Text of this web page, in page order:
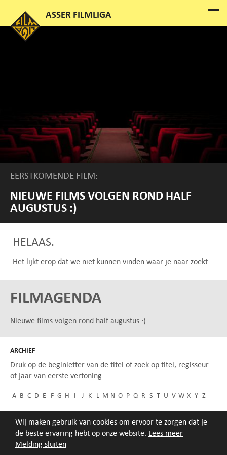
Melding sluiten
Wij maken gebruik van cookies om ervoor te zorgen dat je
de beste ervaring hebt op onze website. Lees meer
EERSTKOMENDE FILM:
NIEUWE FILMS VOLGEN ROND HALF
AUGUSTUS :)
HELAAS.
Het lijkt erop dat we niet kunnen vinden waar je naar zoekt.
FILMAGENDA
Nieuwe films volgen rond half augustus :)
ARCHIEF
Druk op de beginletter van de titel of zoek op titel, regisseur
of jaar van eerste vertoning.
A B C D E F G H I J K L M N O P Q R S T U V W X Y Z